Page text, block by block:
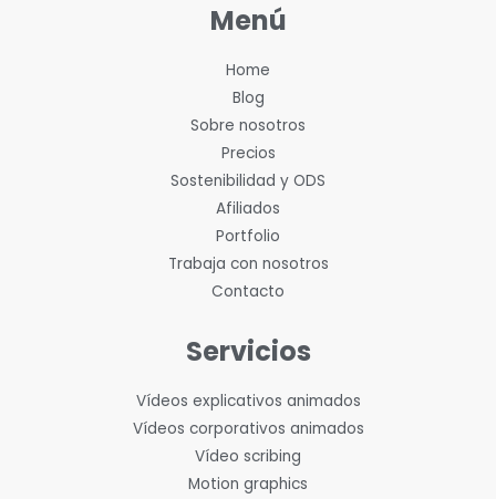
Menú
Home
Blog
Sobre nosotros
Precios
Sostenibilidad y ODS
Afiliados
Portfolio
Trabaja con nosotros
Contacto
Servicios
Vídeos explicativos animados
Vídeos corporativos animados
Vídeo scribing
Motion graphics